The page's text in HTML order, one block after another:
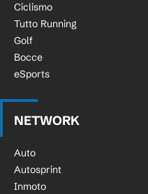
Ciclismo
Tutto Running
Golf
Bocce
eSports
NETWORK
Auto
Autosprint
Inmoto